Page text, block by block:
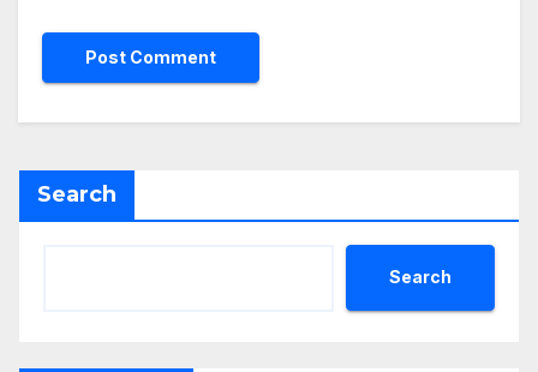
Search
Search